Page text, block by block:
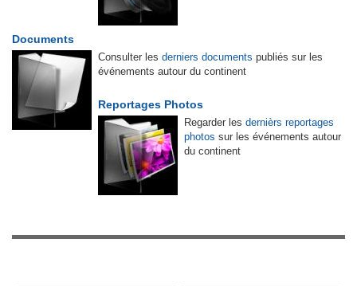
Documents
Consulter les derniers documents publiés sur les
événements autour du continent
Reportages Photos
Regarder les dernièrs reportages
photos sur les événements autour
du continent